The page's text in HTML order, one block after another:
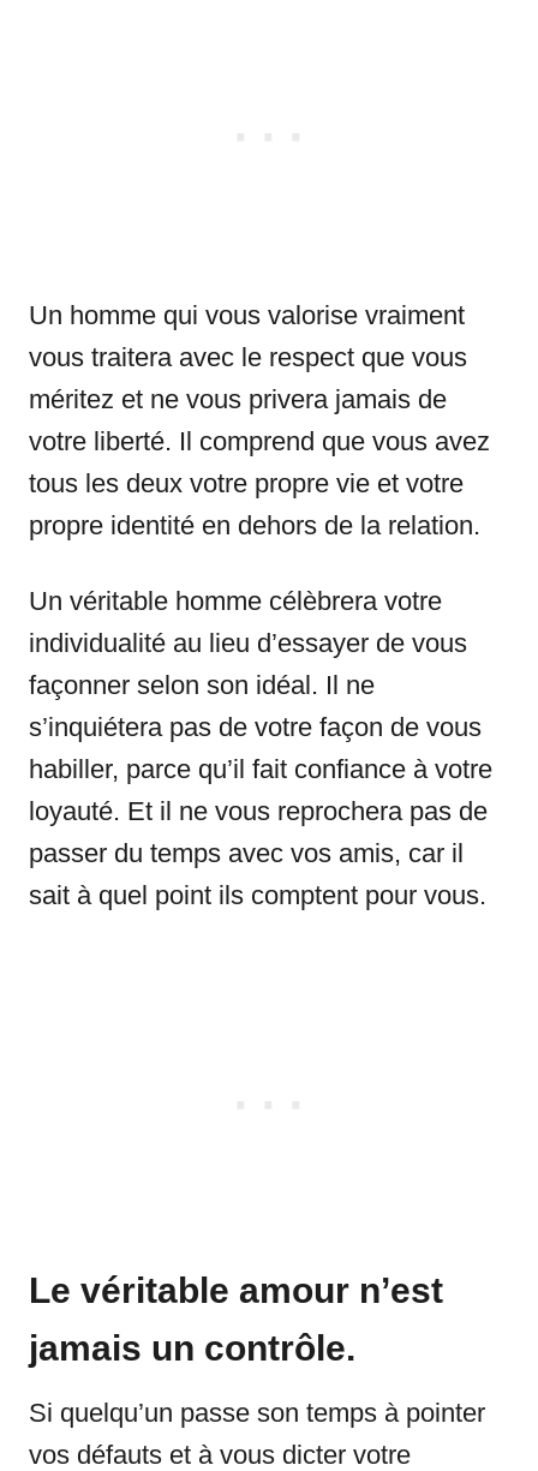
Un homme qui vous valorise vraiment
vous traitera avec le respect que vous
méritez et ne vous privera jamais de
votre liberté. Il comprend que vous avez
tous les deux votre propre vie et votre
propre identité en dehors de la relation.
Un véritable homme célèbrera votre
individualité au lieu d’essayer de vous
façonner selon son idéal. Il ne
s’inquiétera pas de votre façon de vous
habiller, parce qu’il fait confiance à votre
loyauté. Et il ne vous reprochera pas de
passer du temps avec vos amis, car il
sait à quel point ils comptent pour vous.
Le véritable amour n’est
jamais un contrôle.
Si quelqu’un passe son temps à pointer
vos défauts et à vous dicter votre